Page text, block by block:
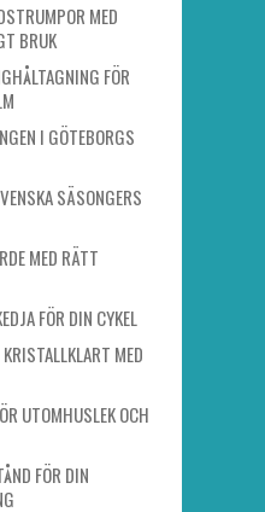
MED
BRUK
FÖR
I GÖTEBORGS
SÄSONGERS
MED RÄTT
FÖR DIN CYKEL
MED
UTOMHUSLEK OCH
FÖR DIN